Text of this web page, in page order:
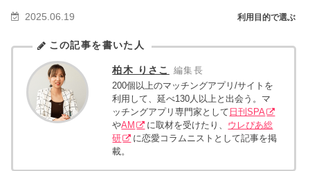
利用目的で選ぶ
2025.06.19
この記事を書いた人
柏木 りさこ
編集長
200個以上のマッチングアプリ/サイトを
利用して、延べ130人以上と出会う。マ
ッチングアプリ専門家として 日刊SPA
やAM に取材を受けたり、 ウレぴあ総
研
に恋愛コラムニストとして記事を掲
載。